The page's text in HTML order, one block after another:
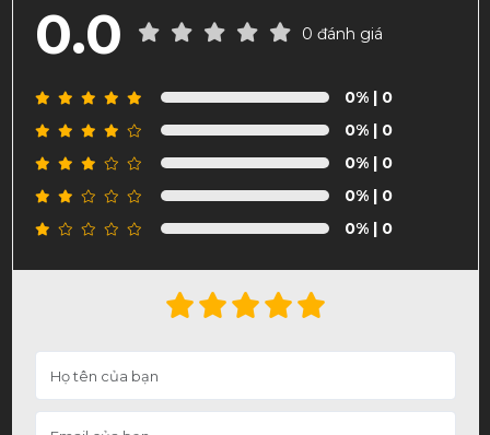
0.0 0 đánh giá
0%| 0
0%| 0
0%| 0
0%| 0
0%| 0